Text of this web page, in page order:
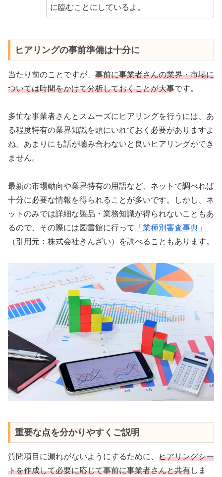
に臨むことにしているよ。
ヒアリングの事前準備は十分に
当たり前のことですが、 事前に事業者さんの業界・市場に
ついては時間をかけて分析しておくことが大事です。
多忙な事業者さんとスムーズにヒアリングを行うには、あ
る程度特有の業界知識を頭にいれておく必要がありますよ
ね。あまりにも話が嚙み合わないと良いヒアリングができ
ません。
最新の市場動向や業界特有の用語など、ネットで調べれば
十分に必要な情報を得られることが多いです。しかし、ネ
ットのみでは詳細な製品・業務知識が得られないこともあ
るので、その際には図書館に行って
「業種別審査事典」
（引用元：株式会社きんざい）を調べることもあります。
重要な点を分かりやすくご説明
質問項目に漏れがないようにするために、 ヒアリングシー
トを作成して必要に応じて事前に事業者さんと共有しま